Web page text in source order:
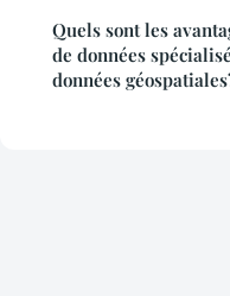
Quels sont les
de données
données